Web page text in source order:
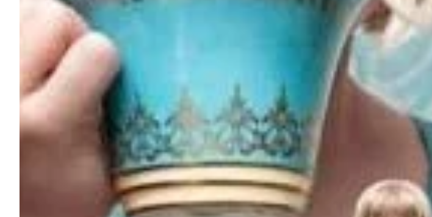
Taba na Escola